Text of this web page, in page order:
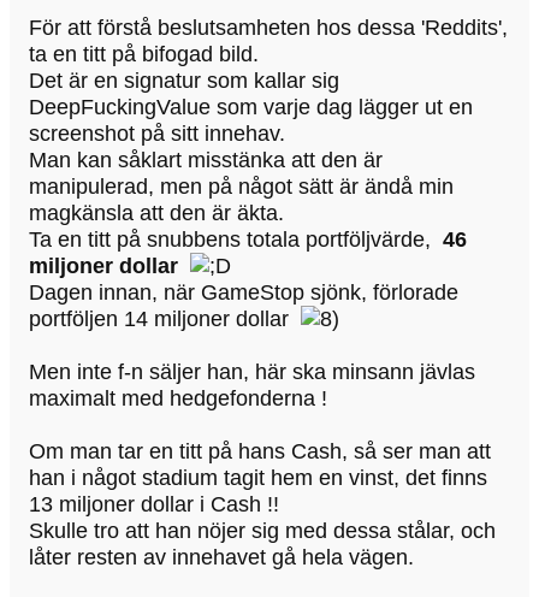
För att förstå beslutsamheten hos dessa 'Reddits',
ta en titt på bifogad bild.
Det är en signatur som kallar sig
DeepFuckingValue som varje dag lägger ut en
screenshot på sitt innehav.
Man kan såklart misstänka att den är
manipulerad, men på något sätt är ändå min
magkänsla att den är äkta.
Ta en titt på snubbens totala portföljvärde, 46
miljoner dollar
Dagen innan, när GameStop sjönk, förlorade
portföljen 14 miljoner dollar
Men inte f-n säljer han, här ska minsann jävlas
maximalt med hedgefonderna !
Om man tar en titt på hans Cash, så ser man att
han i något stadium tagit hem en vinst, det finns
13 miljoner dollar i Cash !!
Skulle tro att han nöjer sig med dessa stålar, och
låter resten av innehavet gå hela vägen.